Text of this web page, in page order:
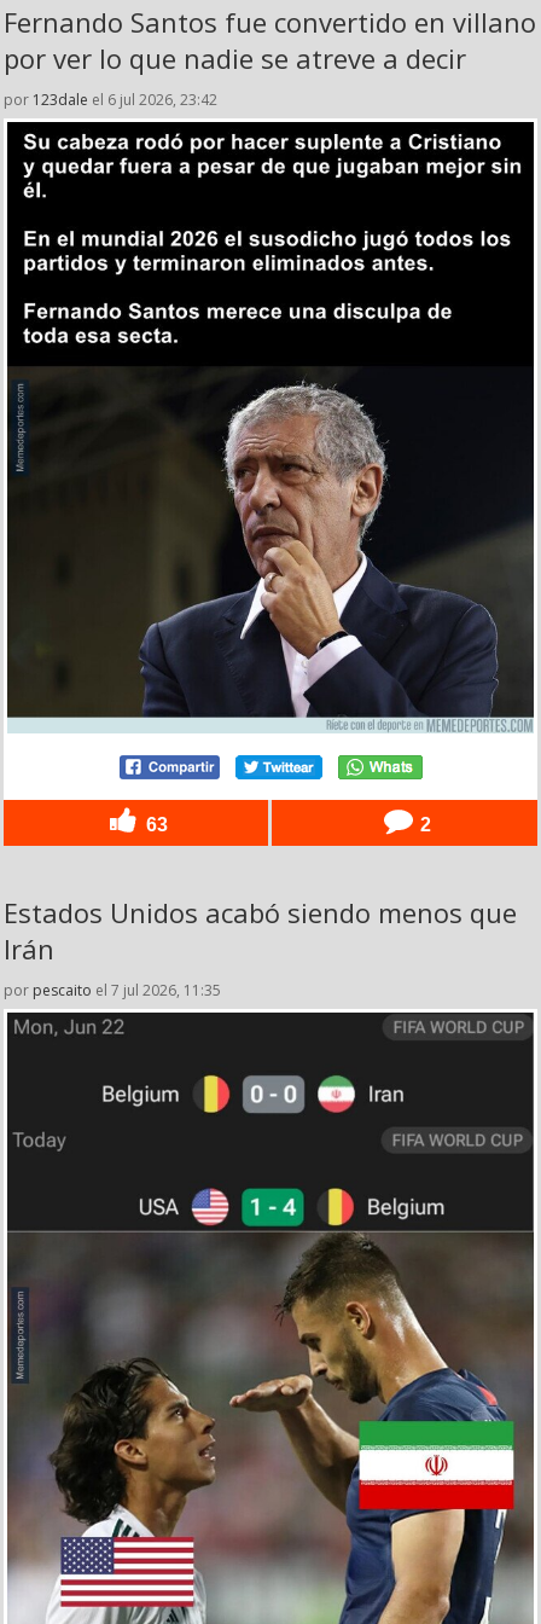
Fernando Santos fue convertido en villano
por ver lo que nadie se atreve a decir
por 123dale el 6 jul 2026, 23:42
63 2
Estados Unidos acabó siendo menos que
Irán
por pescaito el 7 jul 2026, 11:35